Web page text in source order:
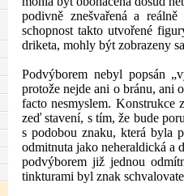
podivně znešvařená a
schopnost takto utvořené
driketa, mohly být zobrazeny
Podvýborem nebyl popsán
protože nejde ani o bránu, ani
facto nesmyslem. Konstrukce
zeď stavení, s tím, že bude
s podobou znaku, která byla
odmitnuta jako neheraldická a
podvýborem již jednou
tinkturami byl znak